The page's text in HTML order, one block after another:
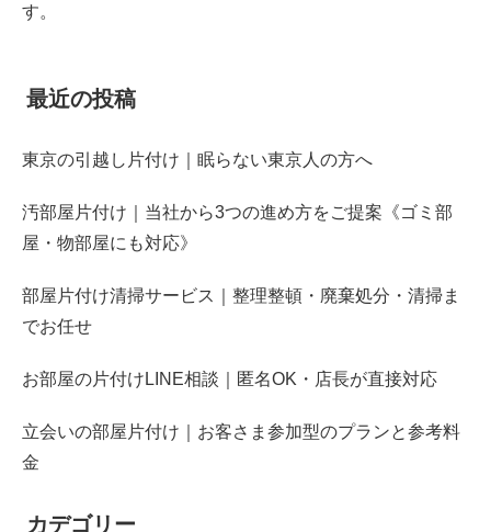
す。
最近の投稿
東京の引越し片付け｜眠らない東京人の方へ
汚部屋片付け｜当社から3つの進め方をご提案《ゴミ部
屋・物部屋にも対応》
部屋片付け清掃サービス｜整理整頓・廃棄処分・清掃ま
でお任せ
お部屋の片付けLINE相談｜匿名OK・店長が直接対応
立会いの部屋片付け｜お客さま参加型のプランと参考料
金
カデゴリー